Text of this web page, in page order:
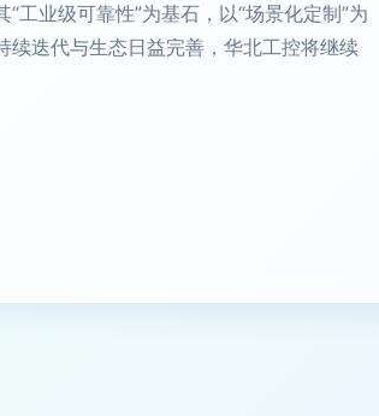
业级可靠性”为基石，以“场景化定制”为
续迭代与生态日益完善，华北工控将继续